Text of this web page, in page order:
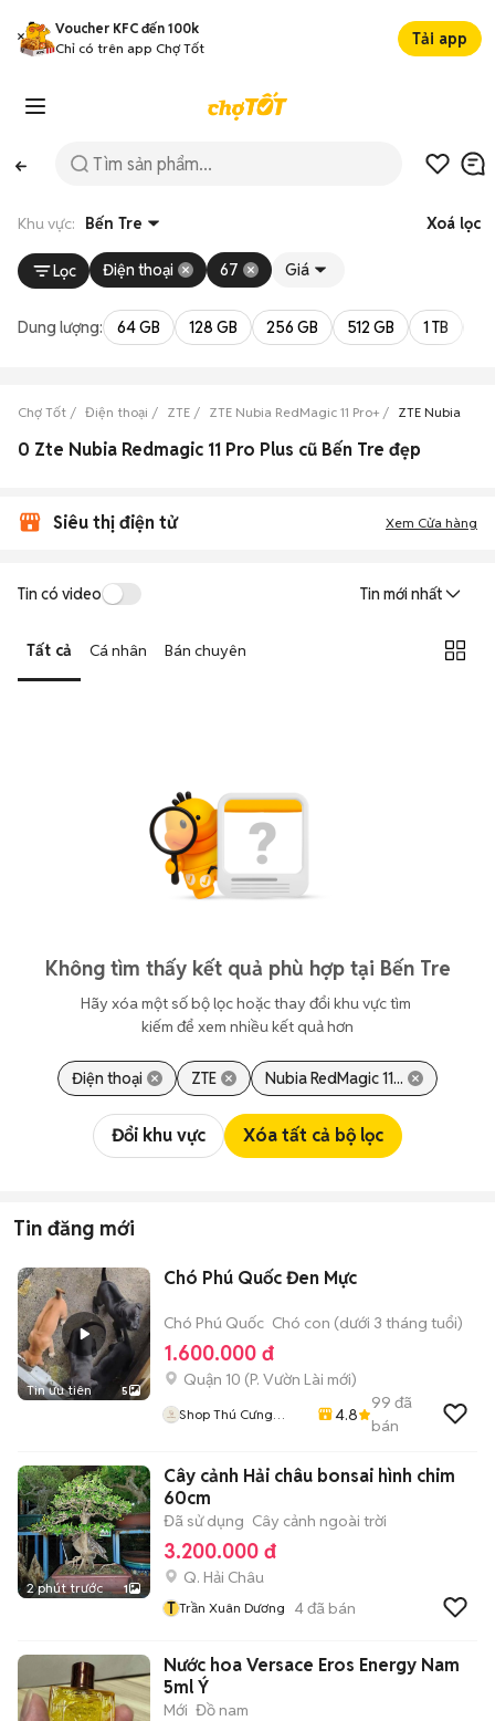
Voucher KFC đến 100k
Chỉ có trên app Chợ Tốt
Tải app
Khu vực: Bến Tre Xoá lọc
Lọc Điện thoại 67 Giá
Dung lượng: 64 GB 128 GB 256 GB 512 GB 1 TB
Chợ Tốt Điện thoại ZTE ZTE Nubia RedMagic 11 Pro+ ZTE Nubia
0 Zte Nubia Redmagic 11 Pro Plus cũ Bến Tre đẹp
Siêu thị điện tử Xem Cửa hàng
Tin có video Tin mới nhất
Tất cả Cá nhân Bán chuyên
Không tìm thấy kết quả phù hợp tại Bến Tre
Hãy xóa một số bộ lọc hoặc thay đổi khu vực tìm
kiếm để xem nhiều kết quả hơn
Điện thoại ZTE Nubia RedMagic 11...
Đổi khu vực Xóa tất cả bộ lọc
Tin đăng mới
Tin ưu tiên 5
Chó Phú Quốc Đen Mực
Chó Phú Quốc Chó con (dưới 3 tháng tuổi)
1.600.000 đ
Quận 10 (P. Vườn Lài mới)
Shop Thú Cưng
4.8
99 đã
bán
2 phút trước 1
Cây cảnh Hải châu bonsai hình chim
60cm
Đã sử dụng Cây cảnh ngoài trời
3.200.000 đ
Q. Hải Châu
T Trần Xuân Dương 4đã bán
Nước hoa Versace Eros Energy Nam
5ml Ý
Mới Đồ nam